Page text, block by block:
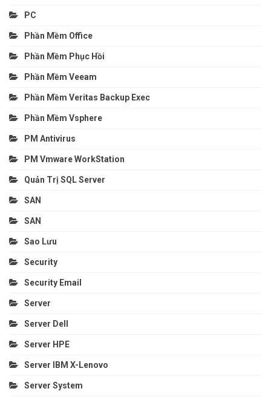
PC
Phần Mềm Office
Phần Mềm Phục Hồi
Phần Mềm Veeam
Phần Mềm Veritas Backup Exec
Phần Mềm Vsphere
PM Antivirus
PM Vmware WorkStation
Quản Trị SQL Server
SAN
SAN
Sao Lưu
Security
Security Email
Server
Server Dell
Server HPE
Server IBM X-Lenovo
Server System